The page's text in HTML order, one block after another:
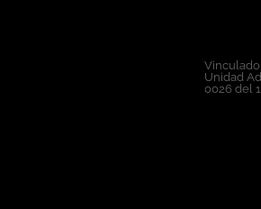
Vinculado
Unidad
0026 del